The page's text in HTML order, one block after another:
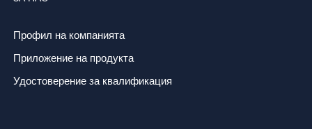
Профил на компанията
Приложение на продукта
Удостоверение за квалификация